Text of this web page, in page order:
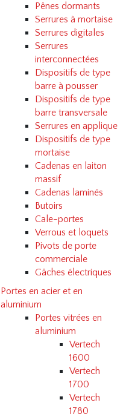
Pênes dormants
Serrures à mortaise
Serrures digitales
Serrures
interconnectées
Dispositifs de type
barre à pousser
Dispositifs de type
barre transversale
Serrures en applique
Dispositifs de type
mortaise
Cadenas en laiton
massif
Cadenas laminés
Butoirs
Cale-portes
Verrous et loquets
Pivots de porte
commerciale
Gâches électriques
Portes en acier et en
aluminium
Portes vitrées en
aluminium
Vertech
1600
Vertech
1700
Vertech
1780